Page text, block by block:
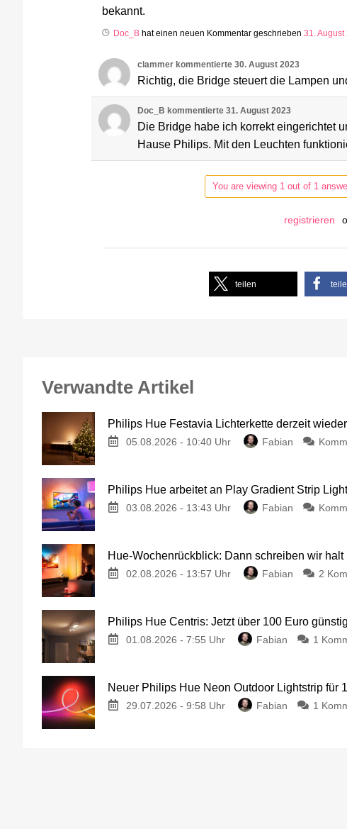
bekannt.
Doc_B hat einen neuen Kommentar geschrieben 31. August
clammer kommentierte 30. August 2023
Richtig, die Bridge steuert die Lampen
Doc_B kommentierte 31. August 2023
Die Bridge habe ich korrekt eingerichtet
Hause Philips. Mit den Leuchten
You are viewing 1 out of 1
registrieren
teilen
Verwandte Artikel
Philips Hue Festavia Lichterkette derzeit
05.08.2026 - 10:40 Uhr Fabian
Philips Hue arbeitet an Play Gradient Strip
03.08.2026 - 13:43 Uhr Fabian
Hue-Wochenrückblick: Dann schreiben wir halt
02.08.2026 - 13:57 Uhr Fabian 2
Philips Hue Centris: Jetzt über 100 Euro
01.08.2026 - 7:55 Uhr Fabian 1
Neuer Philips Hue Neon Outdoor Lightstrip für
29.07.2026 - 9:58 Uhr Fabian 1